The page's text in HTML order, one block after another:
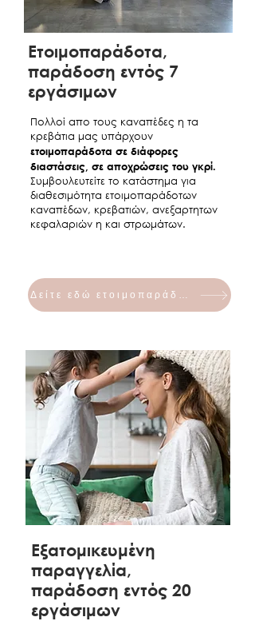
ΑΘΗΝΑ ΚΡΕΒΑΤΙ
ΜΕ
ΑΠΟΘΗΚΕΥΤΙΚΟ
110X200
€530 €580
ΑΘΗΝΑ ΚΡΕΒΑΤΙ
ΜΕ
ΑΠΟΘΗΚΕΥΤΙΚΟ
120X200
ΑΘΗΝΑ ΚΡΕΒΑΤΙ
ΜΕ
ΑΠΟΘΗΚΕΥΤΙΚΟ
140X200
€730
ΑΠΟΘΗΚΕΥΤΙΚΟ
150X200
ΑΠΟΘΗΚΕΥΤΙΚΟ
160X200
ΑΘΗΝΑ ΚΡΕΒΑΤΙ
ΑΠΟΘΗΚΕΥΤΙΚΟ
180X200
€890 €970
ΣΤΙΣ ΤΙΜΕΣ ΣΥΜΠΕΡΙΛΑΜΒΑΝΕΤΑΙ ΦΠΑ
Ετοιμοπαράδοτα,
παράδοση εντός 7
εργάσιμων
Πολλοί απο τους καναπέδες η τα
κρεβάτια μας υπάρχουν
ετοιμοπαράδοτα σε διάφορες
διαστάσεις, σε αποχρώσεις του γκρί.
Συμβουλευτείτε το κατάστημα για
διαθεσιμότητα ετοιμοπαράδοτων
καναπέδων, κρεβατιών, ανεξαρτητων
κεφαλαριών η και στρωμάτων.
Δείτε εδώ ετοιμοπαράδοτα
Εξατομικευμένη
παραγγελία,
παράδοση εντός 20
εργάσιμων